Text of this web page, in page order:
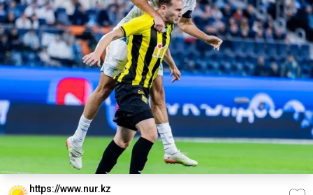
https://www.nur.kz